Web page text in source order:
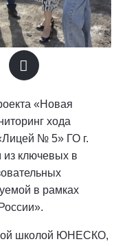
«Новая
хода
№ 5» ГО г.
ключевых в
в рамках
школой ЮНЕСКО,